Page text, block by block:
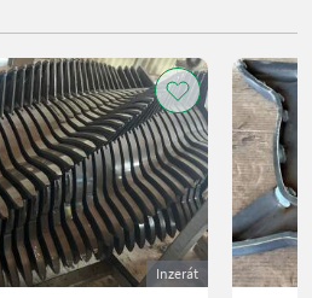
Inzerát